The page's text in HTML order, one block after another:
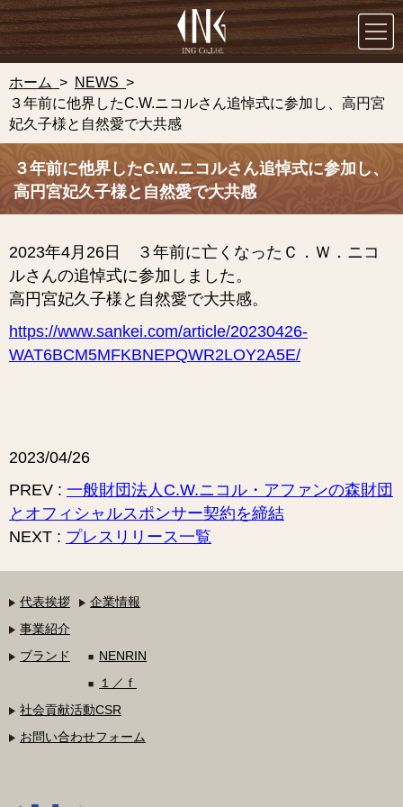
ホーム > NEWS >
３年前に他界したC.W.ニコルさん追悼式に参加し、高円宮
妃久子様と自然愛で大共感
３年前に他界したC.W.ニコルさん追悼式に参加し、
高円宮妃久子様と自然愛で大共感
2023年4月26日 ３年前に亡くなったＣ．Ｗ．ニコ
ルさんの追悼式に参加しました。
高円宮妃久子様と自然愛で大共感。
https://www.sankei.com/article/20230426-
WAT6BCM5MFKBNEPQWR2LOY2A5E/
2023/04/26
PREV : 一般財団法人C.W.ニコル・アファンの森財団
とオフィシャルスポンサー契約を締結
NEXT : プレスリリース一覧
代表挨拶
企業情報
事業紹介
ブランド
NENRIN
１／ｆ
社会貢献活動CSR
お問い合わせフォーム